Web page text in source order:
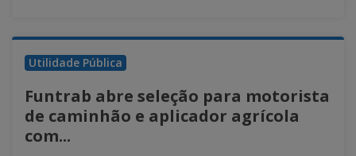
Utilidade Pública
Funtrab abre seleção para motorista
de caminhão e aplicador agrícola
com...